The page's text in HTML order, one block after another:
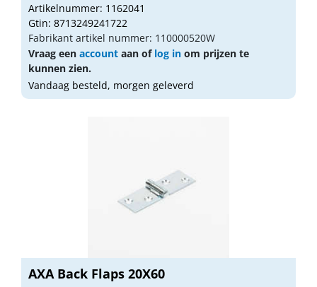
Artikelnummer: 1162041
Gtin: 8713249241722
Fabrikant artikel nummer: 110000520W
Vraag een account aan of log in om prijzen te
kunnen zien.
Vandaag besteld, morgen geleverd
AXA Back Flaps 20X60